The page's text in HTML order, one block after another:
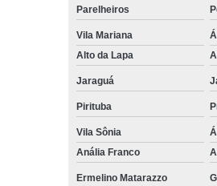
Parelheiros
Vila Mariana
Alto da Lapa
Jaraguá
Pirituba
Vila Sônia
Anália Franco
Ermelino Matarazzo